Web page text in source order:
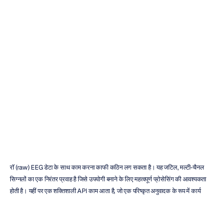
रॉ (raw) EEG डेटा के साथ काम करना काफी कठिन लग सकता है। यह जटिल, मल्टी-चैनल
सिग्नलों का एक निरंतर प्रवाह है जिसे उपयोगी बनाने के लिए महत्वपूर्ण प्रोसेसिंग की आवश्यकता
होती है। यहीं पर एक शक्तिशाली API काम आता है, जो एक परिष्कृत अनुवादक के रूप में कार्य